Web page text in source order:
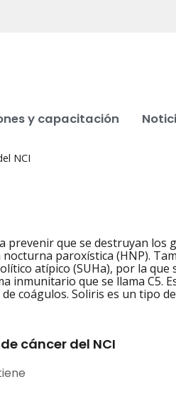
y capacitación
NCI
prevenir que se destruyan
paroxística (HNP).
atípico (SUHa), por la
inmunitario que se llama C5.
coágulos. Soliris es un tipo
cáncer del NCI